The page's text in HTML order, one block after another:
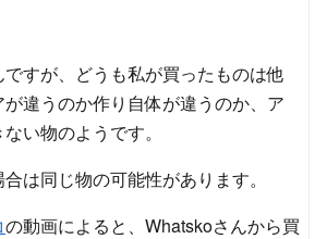
すが、どうも私が買ったものは他
違うのか作り自体が違うのか、ア
い物のようです。
は同じ物の可能性があります。
の動画によると、Whatskoさんから買